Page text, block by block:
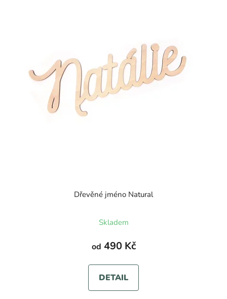
Dřevěné jméno Natural
Skladem
od 490 Kč
DETAIL